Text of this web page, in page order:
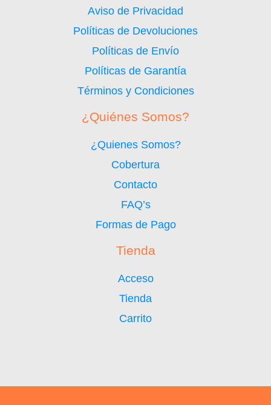
Aviso de Privacidad
Políticas de Devoluciones
Políticas de Envío
Políticas de Garantía
Términos y Condiciones
¿Quiénes Somos?
¿Quienes Somos?
Cobertura
Contacto
FAQ’s
Formas de Pago
Tienda
Acceso
Tienda
Carrito